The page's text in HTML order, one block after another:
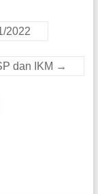
2022
dan IKM →